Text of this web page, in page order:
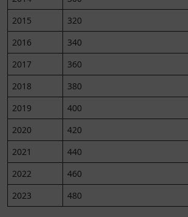
2015
320
2016
340
2017
360
2018
380
2019
400
2020
420
2021
440
2022
460
2023
480